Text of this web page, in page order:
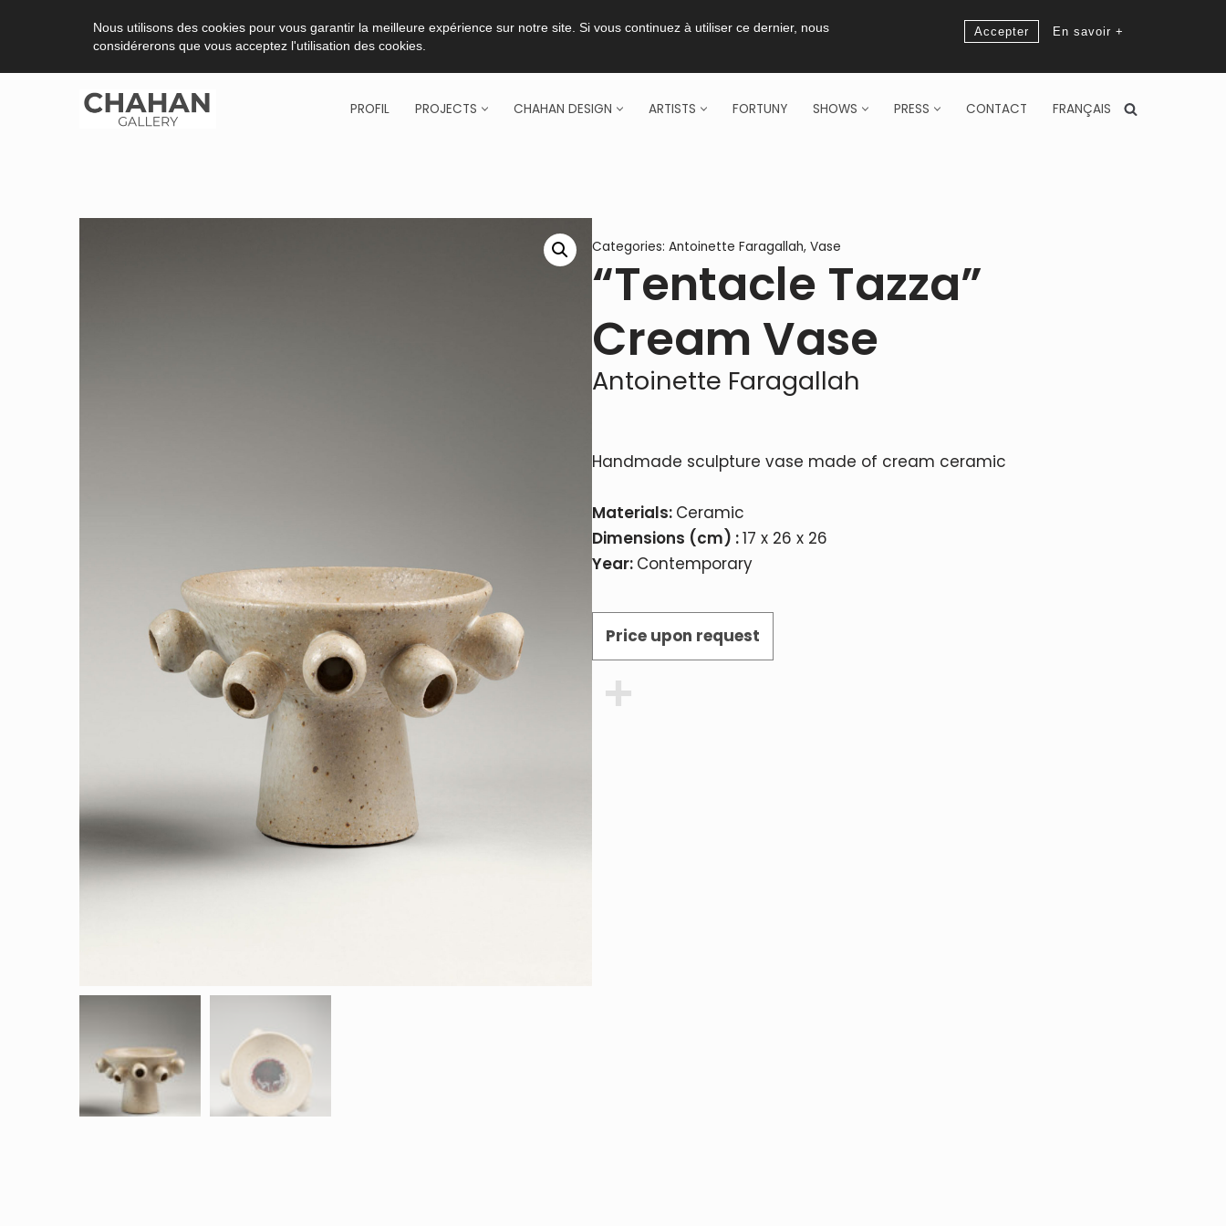
Nous utilisons des cookies pour vous garantir la meilleure expérience sur notre site. Si vous continuez à utiliser ce dernier, nous
considérerons que vous acceptez l'utilisation des cookies.
Accepter En savoir +
PROFIL PROJECTS CHAHAN DESIGN ARTISTS FORTUNY SHOWS PRESS CONTACT FRANÇAIS
Categories: Antoinette Faragallah, Vase
“Tentacle Tazza”
Cream Vase
Antoinette Faragallah
Handmade sculpture vase made of cream ceramic
Materials: Ceramic
Dimensions (cm) :17 x 26 x 26
Year: Contemporary
Price upon request